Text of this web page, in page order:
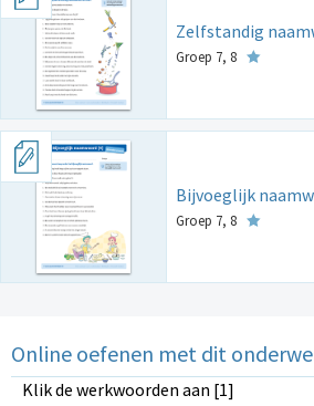
Zelfstandig
Groep 7, 8
Bijvoeglijk
Groep 7, 8
Online oefenen met dit
Klik de werkwoorden aan [1]